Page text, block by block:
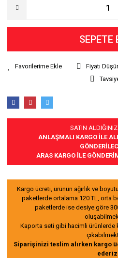
SEPETE
Fiyatı
SATIN
ANLAŞMALI KARGO İLE
ARAS KARGO İLE
Kargo ücreti, ürünün ağırlık ve
paketlerde ortalama 120 TL, orta
paketlerde ise desiye göre
Kaporta seti gibi hacimli ürünlerde
Siparişinizi teslim alırken kargo